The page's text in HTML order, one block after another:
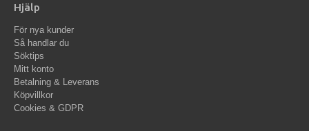
Hjälp
För nya kunder
Så handlar du
Söktips
Mitt konto
Betalning & Leverans
Köpvillkor
Cookies & GDPR